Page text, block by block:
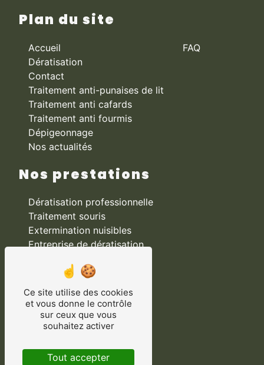
Plan du site
Accueil
Dératisation
Contact
Traitement anti-punaises de lit
Traitement anti cafards
Traitement anti fourmis
Dépigeonnage
Nos actualités
FAQ
Nos prestations
Dératisation professionnelle
Traitement souris
Extermination nuisibles
Entreprise de dératisation
Traitement cafards
Solution contre les insectes
Traitement fourmis
Expert anti-nuisibles
Traitement punaises de lit
Ce site utilise des cookies
et vous donne le contrôle
sur ceux que vous
souhaitez activer
Tout accepter